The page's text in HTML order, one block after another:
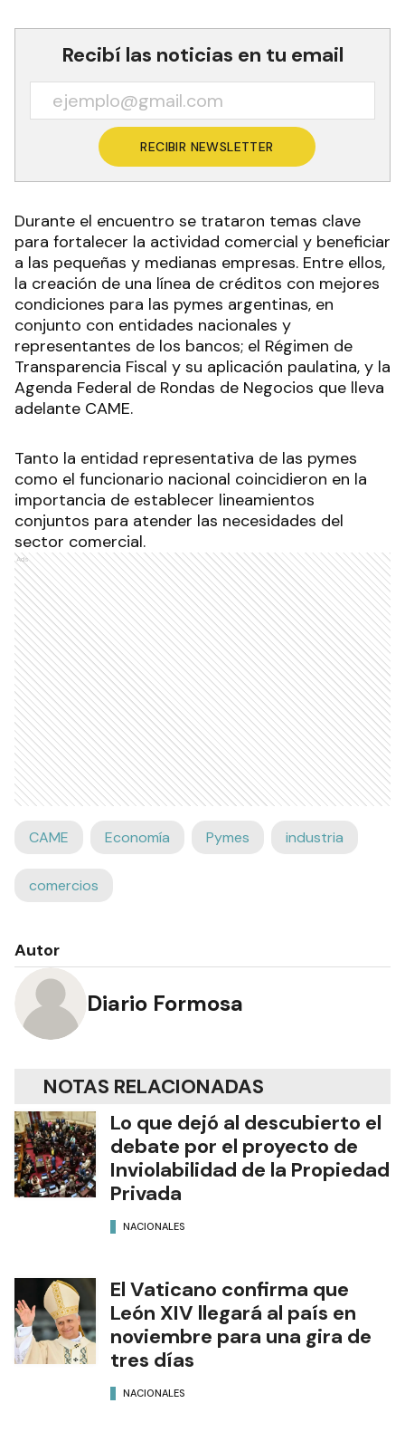
Recibí las noticias en tu email
RECIBIR NEWSLETTER
Durante el encuentro se trataron temas clave
para fortalecer la actividad comercial y beneficiar
a las pequeñas y medianas empresas. Entre ellos,
la creación de una línea de créditos con mejores
condiciones para las pymes argentinas, en
conjunto con entidades nacionales y
representantes de los bancos; el Régimen de
Transparencia Fiscal y su aplicación paulatina, y la
Agenda Federal de Rondas de Negocios que lleva
adelante CAME.
Tanto la entidad representativa de las pymes
como el funcionario nacional coincidieron en la
importancia de establecer lineamientos
conjuntos para atender las necesidades del
sector comercial.
Ads
CAME Economía Pymes industria
comercios
Autor
Diario Formosa
NOTAS RELACIONADAS
Lo que dejó al descubierto el
debate por el proyecto de
Inviolabilidad de la Propiedad
Privada
NACIONALES
El Vaticano confirma que
León XIV llegará al país en
noviembre para una gira de
tres días
NACIONALES